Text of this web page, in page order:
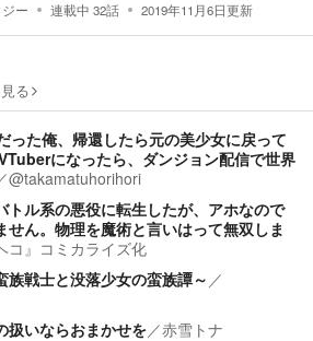
ー 連載中 32話 2019年11月6日更新
る
った俺、帰還したら元の美少女に戻って
になったら、ダンジョン配信で世界
@takamatuhorihori
トル系の悪役に転生したが、アホなので
せん。物理を魔術と言いはって無双しま
コ』コミカライズ化
族戦士と没落少女の蛮族譚～ ／
扱いならおまかせを／赤雪トナ